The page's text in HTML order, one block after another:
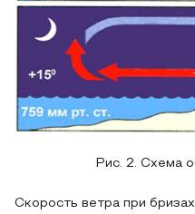
Рис. 2. Схема
Скорость ветра при